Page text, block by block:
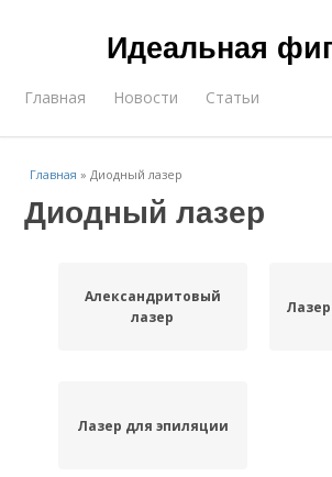
Идеальная
Главная Новости Статьи
Главная »Диодный лазер
Диодный лазер
Александритовый
лазер
Лазер для эпиляции